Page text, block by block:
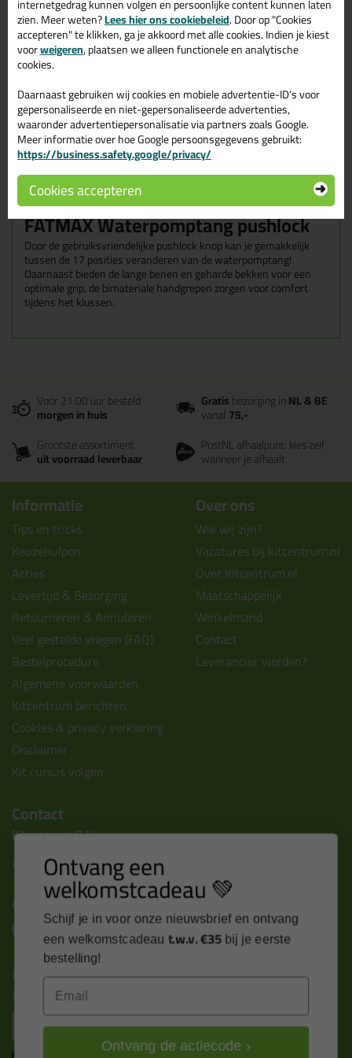
Volledig instelbaar in 17 posities
Optimale grip door de lange benen van de waterpomptang
Gebruiksvriendelijke Pushlock drukknop
Ergonomische handvaten
Omschrijving Specificaties
Technische gegevens Stanley
FATMAX Waterpomptang pushlock
Door de gebruiksvriendelijke pushlock knop kan je gemakkelijk
tussen de 17 posities veranderen van de waterpomptang!
Daarnaast bieden de lange benen en geharde bekken voor een
optimale grip, de bimateriale handgrepen zorgen voor comfort
tijdens het klussen.
Voor 21:00 uur besteld
morgen in huis
Gratisbezorging inNL & BE
vanaf75,-
Grootste assortiment
uit voorraad leverbaar
PostNL afhaalpunt: kies zelf
wanneer je afhaalt
Informatie
Tips en tricks
Keuzehulpen
Acties
Levertijd & Bezorging
Retourneren & Annuleren
Veel gestelde vragen (FAQ)
Bestelprocedure
Algemene voorwaarden
Kitcentrum berichten
Cookies & privacy verklaring
Disclaimer
Kit cursus volgen
Over ons
Wie wij zijn?
Vacatures bij kitcentrum.nl
Over Kitcentrum.nl
Maatschappelijk
Winkelmand
Contact
Leverancier worden?
Contact
Kitcentrum B.V.
Alle contactgegevens >
Altijd op de hoogte blijven?
Nieuws, tips en exclusieve deals rechtstreeks in je
inbox
internetgedrag kunnen volgen en persoonlijke content kunnen laten
zien. Meer weten?Lees hier ons cookiebeleid. Door op "Cookies
accepteren" te klikken, ga je akkoord met alle cookies. Indien je kiest
voorweigeren, plaatsen we alleen functionele en analytische
cookies.
Daarnaast gebruiken wij cookies en mobiele advertentie-ID’s voor
gepersonaliseerde en niet-gepersonaliseerde advertenties,
waaronder advertentiepersonalisatie via partners zoals Google.
Meer informatie over hoe Google persoonsgegevens gebruikt:
https://business.safety.google/privacy/
Cookies accepteren
Ontvang een
welkomstcadeau 💚
Schijf je in voor onze nieuwsbrief en ontvang
een welkomstcadeau t.w.v. €35 bij je eerste
bestelling!
Ontvang de actiecode ›